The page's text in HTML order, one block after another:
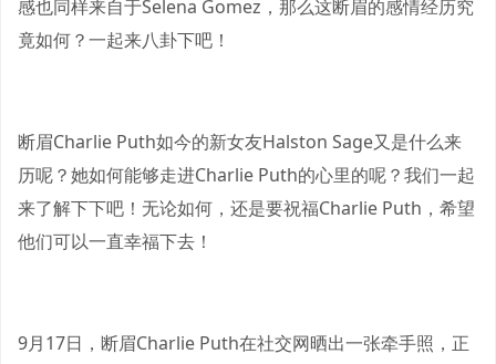
感也同样来自于Selena Gomez，那么这断眉的感情经历究
竟如何？一起来八卦下吧！
断眉Charlie Puth如今的新女友Halston Sage又是什么来
历呢？她如何能够走进Charlie Puth的心里的呢？我们一起
来了解下下吧！无论如何，还是要祝福Charlie Puth，希望
他们可以一直幸福下去！
9月17日，断眉Charlie Puth在社交网晒出一张牵手照，正